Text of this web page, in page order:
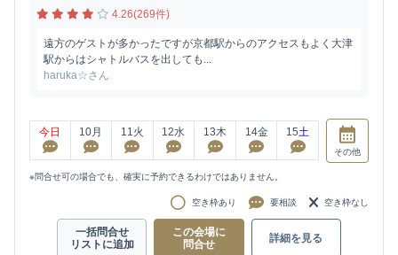
4.26(269件)
遠方のゲストが多かったですが京都駅からのアクセスもよく大津
駅からはシャトルバスを出しても...
haruka☆さん
今日 10月 11火 12水 13木 14金 15土
その他
※問合せ可の場合でも、確実に予約できるわけではありません。
空き枠あり 要相談 空き枠なし
一括問合せ
リストに追加
この会場に
問合せ
詳細を見る